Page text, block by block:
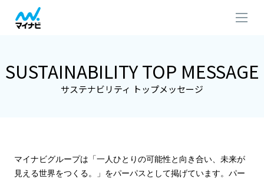
SUSTAINABILITY TOP MESSAGE
サステナビリティ トップメッセージ
マイナビグループは「一人ひとりの可能性と向き合い、未来が
見える世界をつくる。」をパーパスとして掲げています。パー